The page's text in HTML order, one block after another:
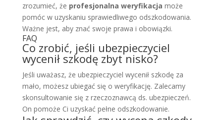
zrozumieć, że profesjonalna weryfikacja może
pomóc w uzyskaniu sprawiedliwego odszkodowania.
Ważne jest, aby znać swoje prawa i obowiązki.
FAQ
Co zrobić, jeśli ubezpieczyciel
wycenił szkodę zbyt nisko?
Jeśli uważasz, że ubezpieczyciel wycenił szkodę za
mało, możesz ubiegać się o weryfikację. Zalecamy
skonsultowanie się z rzeczoznawcą ds. ubezpieczeń.
On pomoże Ci uzyskać pełne odszkodowanie.